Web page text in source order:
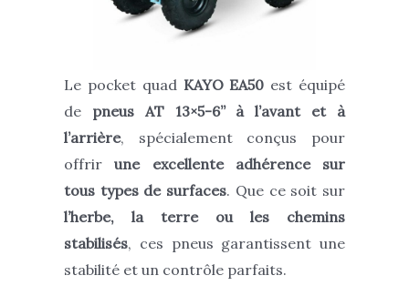
Le pocket quad KAYO EA50 est équipé
de pneus AT 13×5-6’’ à l’avant et à
l’arrière, spécialement conçus pour
offrirune excellente adhérence sur
tous types de surfaces. Que ce soit sur
l’herbe, la terre ou les chemins
stabilisés, ces pneus garantissent une
stabilité et un contrôle parfaits.